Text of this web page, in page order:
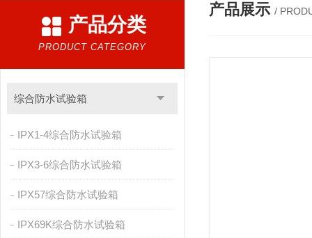
产品分类
PRODUCT CATEGORY
综合防水试验箱
IPX1-4综合防水试验箱
IPX3-6综合防水试验箱
IPX57综合防水试验箱
IPX69K综合防水试验箱
产品展示 /